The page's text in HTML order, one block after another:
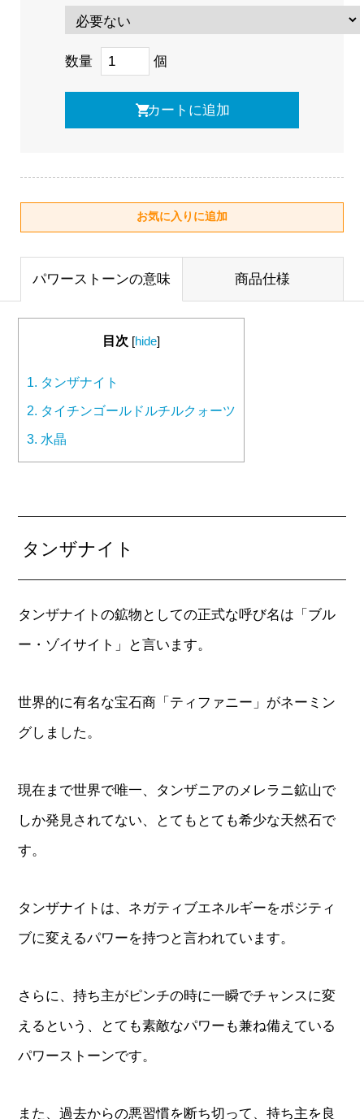
数量 個
パワーストーンの意味 商品仕様
目次 [hide]
1. タンザナイト
2. タイチンゴールドルチルクォーツ
3. 水晶
タンザナイト
タンザナイトの鉱物としての正式な呼び名は「ブル
ー・ゾイサイト」と言います。
世界的に有名な宝石商「ティファニー」がネーミン
グしました。
現在まで世界で唯一、タンザニアのメレラニ鉱山で
しか発見されてない、とてもとても希少な天然石で
す。
タンザナイトは、ネガティブエネルギーをポジティ
ブに変えるパワーを持つと言われています。
さらに、持ち主がピンチの時に一瞬でチャンスに変
えるという、とても素敵なパワーも兼ね備えている
パワーストーンです。
また、過去からの悪習慣を断ち切って、持ち主を良